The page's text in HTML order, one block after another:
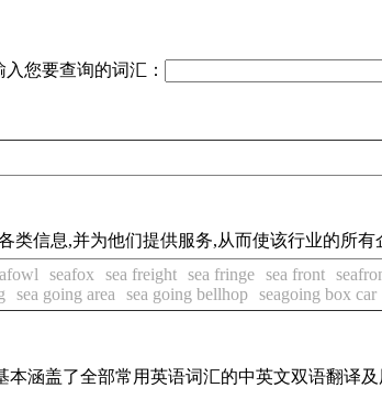
入您要查询的词汇：
类信息,并为他们提供服务,从而使该行业的所有
seafox sea freight sea fringe sea front
sea going area sea going bellhop seagoing box car
涵盖了全部常用英语词汇的中英文双语翻译及